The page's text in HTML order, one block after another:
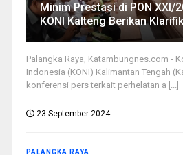
Minim Prestasi di PON XXI/
KONI Kalteng Berikan
Palangka Raya, Katambungnes.com -
Indonesia (KONI) Kalimantan Tengah
konferensi pers terkait perhelatan a [...]
23 September 2024
PALANGKA RAYA